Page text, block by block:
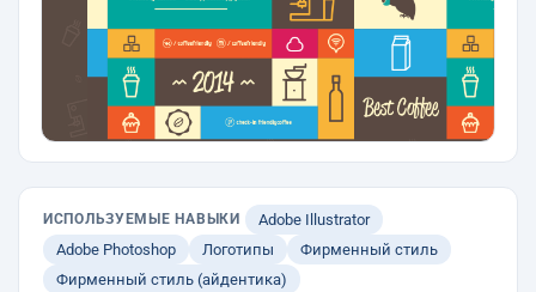
ИСПОЛЬЗУЕМЫЕ НАВЫКИ
Adobe Illustrator
Adobe Photoshop
Логотипы
Фирменный стиль
Фирменный стиль (айдентика)